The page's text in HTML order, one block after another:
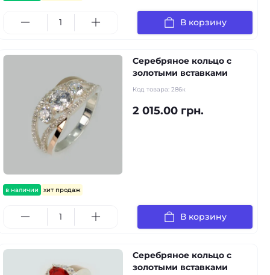
В корзину
в наличии хит продаж
Серебряное кольцо с
золотыми вставками
Код товара: 286к
2 015.00 грн.
В корзину
Серебряное кольцо с
золотыми вставками